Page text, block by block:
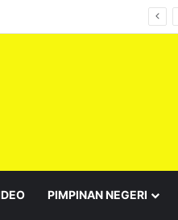
PIMPINAN NEGERI